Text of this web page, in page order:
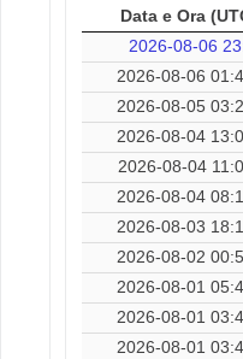
Data e Ora
2026-08-06
2026-08-06
2026-08-05
2026-08-04
2026-08-04
2026-08-04
2026-08-03
2026-08-02
2026-08-01
2026-08-01
2026-08-01